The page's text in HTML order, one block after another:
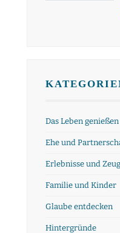
Das Leben genießen
Ehe und
Erlebnisse und
Familie und Kinder
Glaube entdecken
Hintergründe